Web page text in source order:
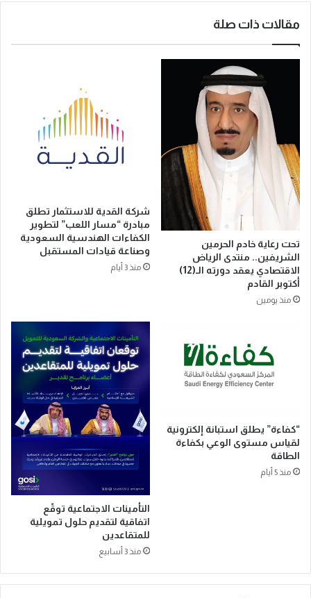
…
ش
ف
ا
ء
م
ل
د
ا
خ
ل
مقالات ذات صلة
تحت رعاية خادم الحرمين
الشريفين.. منتدى الرياض
الاقتصادي يعقد دورته الـ(12)
أكتوبر القادم
منذ يومين
شركة القدية للاستثمار تطلق
مبادرة “مسار اللعب” لتطوير
الكفاءات الهندسية السعودية
وصناعة قيادات المستقبل
منذ 3 أيام
“كفاءة” يطلق استبانة إلكترونية
لقياس مستوى الوعي بكفاءة
الطاقة
منذ 5 أيام
التأمينات الاجتماعية توقّع
اتفاقية لتقديم حلول تمويلية
للمتقاعدين
منذ 3 أسابيع